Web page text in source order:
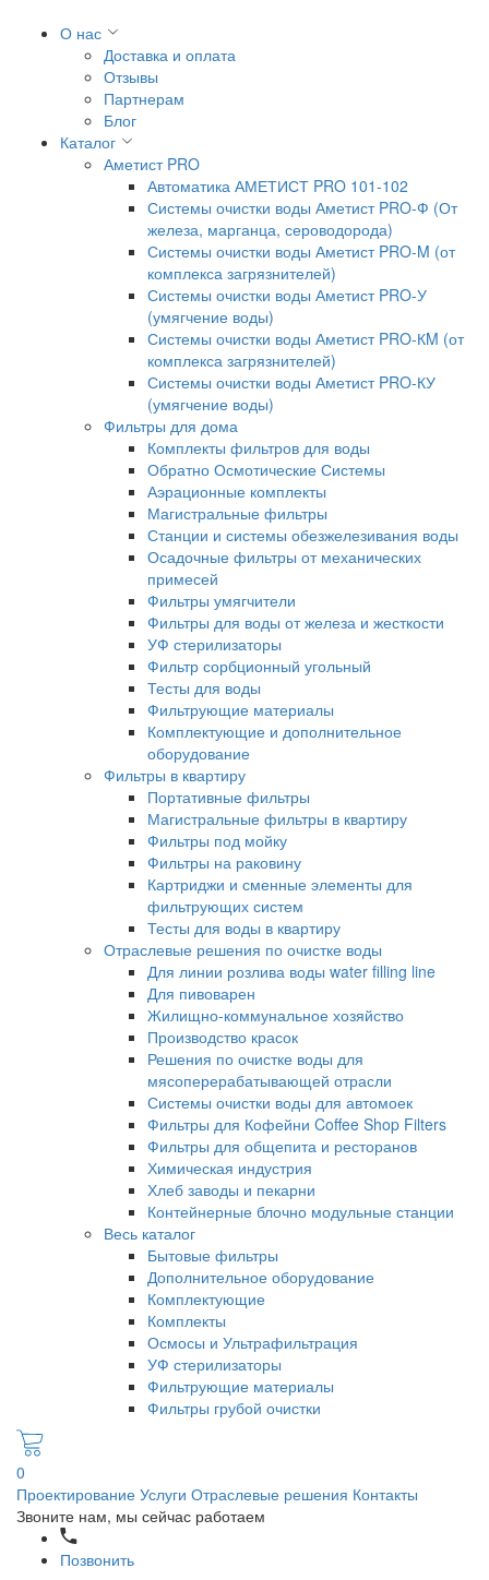
О нас
Доставка и оплата
Отзывы
Партнерам
Блог
Каталог
Аметист PRO
Автоматика АМЕТИСТ PRO 101-102
Системы очистки воды Аметист PRO-Ф (От
железа, марганца, сероводорода)
Системы очистки воды Аметист PRO-M (от
комплекса загрязнителей)
Системы очистки воды Аметист PRO-У
(умягчение воды)
Системы очистки воды Аметист PRO-КM (от
комплекса загрязнителей)
Системы очистки воды Аметист PRO-КУ
(умягчение воды)
Фильтры для дома
Комплекты фильтров для воды
Обратно Осмотические Системы
Аэрационные комплекты
Магистральные фильтры
Станции и системы обезжелезивания воды
Осадочные фильтры от механических
примесей
Фильтры умягчители
Фильтры для воды от железа и жесткости
УФ стерилизаторы
Фильтр сорбционный угольный
Тесты для воды
Фильтрующие материалы
Комплектующие и дополнительное
оборудование
Фильтры в квартиру
Портативные фильтры
Магистральные фильтры в квартиру
Фильтры под мойку
Фильтры на раковину
Картриджи и сменные элементы для
фильтрующих систем
Тесты для воды в квартиру
Отраслевые решения по очистке воды
Для линии розлива воды water filling line
Для пивоварен
Жилищно-коммунальное хозяйство
Производство красок
Решения по очистке воды для
мясоперерабатывающей отрасли
Системы очистки воды для автомоек
Фильтры для Кофейни Coffee Shop Filters
Фильтры для общепита и ресторанов
Химическая индустрия
Хлеб заводы и пекарни
Контейнерные блочно модульные станции
Весь каталог
Бытовые фильтры
Дополнительное оборудование
Комплектующие
Комплекты
Осмосы и Ультрафильтрация
УФ стерилизаторы
Фильтрующие материалы
Фильтры грубой очистки
0
Проектирование Услуги Отраслевые решения Контакты
Звоните нам, мы сейчас работаем
Позвонить